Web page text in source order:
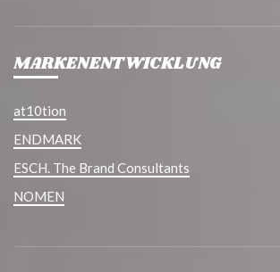
MARKENENTWICKLUNG
at10tion
ENDMARK
ESCH. The Brand Consultants
NOMEN